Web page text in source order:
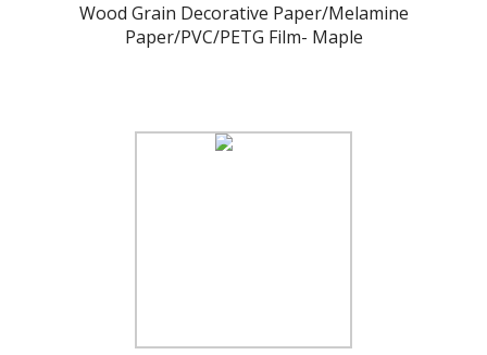
Wood Grain Decorative Paper/Melamine
Paper/PVC/PETG Film- Maple